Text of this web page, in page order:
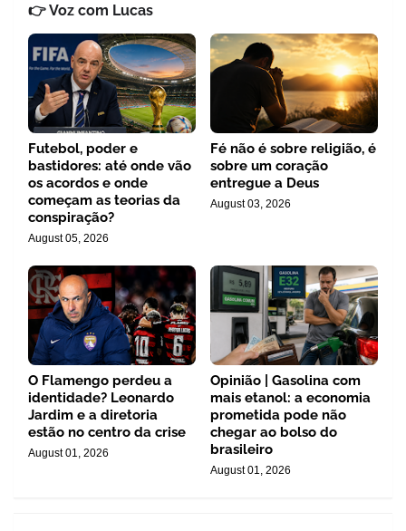
👉 Voz com Lucas
Futebol, poder e
bastidores: até onde vão
os acordos e onde
começam as teorias da
conspiração?
August 05, 2026
Fé não é sobre religião, é
sobre um coração
entregue a Deus
August 03, 2026
O Flamengo perdeu a
identidade? Leonardo
Jardim e a diretoria
estão no centro da crise
August 01, 2026
Opinião | Gasolina com
mais etanol: a economia
prometida pode não
chegar ao bolso do
brasileiro
August 01, 2026